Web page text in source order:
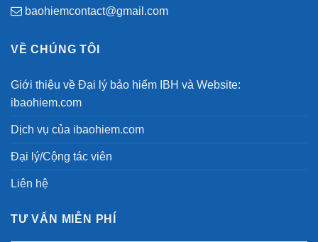
baohiemcontact@gmail.com
VỀ CHÚNG TÔI
Giới thiệu về Đại lý bảo hiểm IBH và Website:
ibaohiem.com
Dịch vụ của ibaohiem.com
Đại lý/Cộng tác viên
Liên hệ
TƯ VẤN MIỄN PHÍ